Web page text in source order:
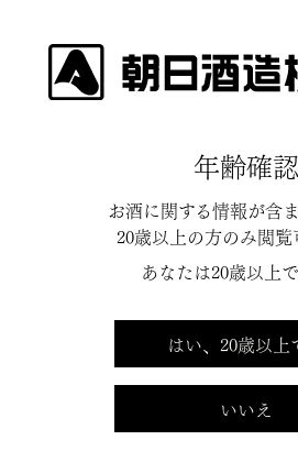
7・9月
年齢確認
お酒に関する情報が含ま
20歳以上の方のみ閲覧
あなたは20歳以上
はい、20歳以上
いいえ